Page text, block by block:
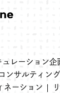
ュレーション企
ンサルティング
ネーション